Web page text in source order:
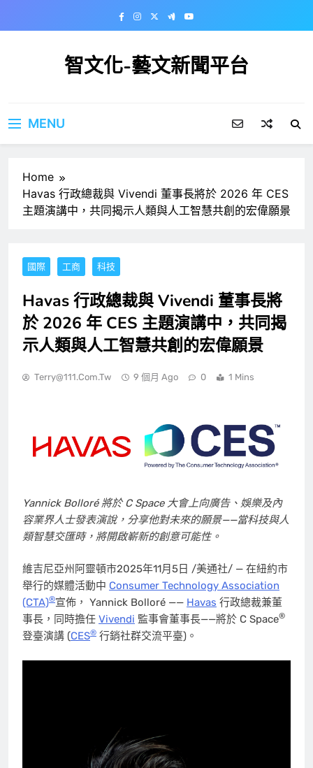
智文化-藝文新聞平台
MENU
Home
Havas 行政總裁與 Vivendi 董事長將於 2026 年 CES
主題演講中，共同揭示人類與人工智慧共創的宏偉願景
國際 工商 科技
Havas 行政總裁與 Vivendi 董事長將
於 2026 年 CES 主題演講中，共同揭
示人類與人工智慧共創的宏偉願景
Terry@111.com.tw 9 個月 Ago 0 1 Mins
Yannick Bolloré 將於 C Space 大會上向廣告、娛樂及內
容業界人士發表演說，分享他對未來的願景——當科技與人
類智慧交匯時，將開啟嶄新的創意可能性。
維吉尼亞州阿靈頓市2025年11月5日 /美通社/ — 在紐約市
舉行的媒體活動中 Consumer Technology Association
(CTA)®宣佈， Yannick Bolloré —— Havas 行政總裁兼董
事長，同時擔任 Vivendi 監事會董事長——將於 C Space®
登臺演講 (CES® 行銷社群交流平臺)。